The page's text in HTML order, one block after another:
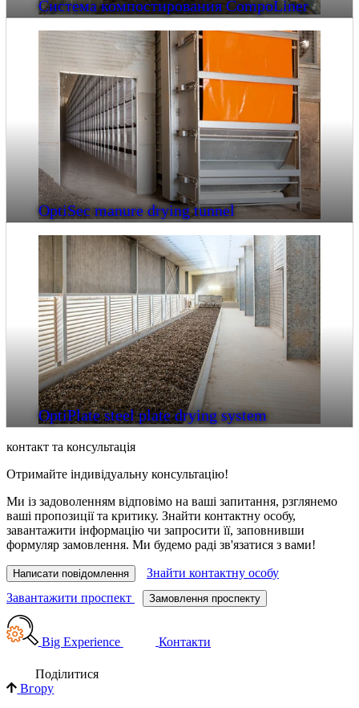
Система компостирования CompoLiner
OptiSec manure drying tunnel
OptiPlate steel plate drying system
контакт та консультація
Отримайте індивідуальну консультацію!
Ми із задоволенням відповімо на ваші запитання, рзглянемо
ваші пропозиції та критику. Знайти контактну особу,
завантажити інформацію чи запросити її, заповнивши
формуляр замовлення. Ми будемо раді зв'язатися з вами!
Написати повідомлення
Знайти контактну особу
Завантажити проспект
Замовлення проспекту
Big Experience Контакти
Поділи­тися
Вгору